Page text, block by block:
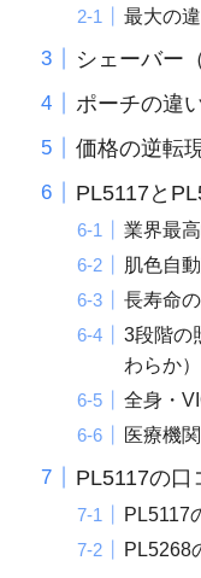
最大の
シェーバー
ポーチの違
価格の逆転
PL5117と
業界最
肌色自
長寿命
3段階の
わらか）
全身・
医療機
PL5117の口
PL5117
PL5268